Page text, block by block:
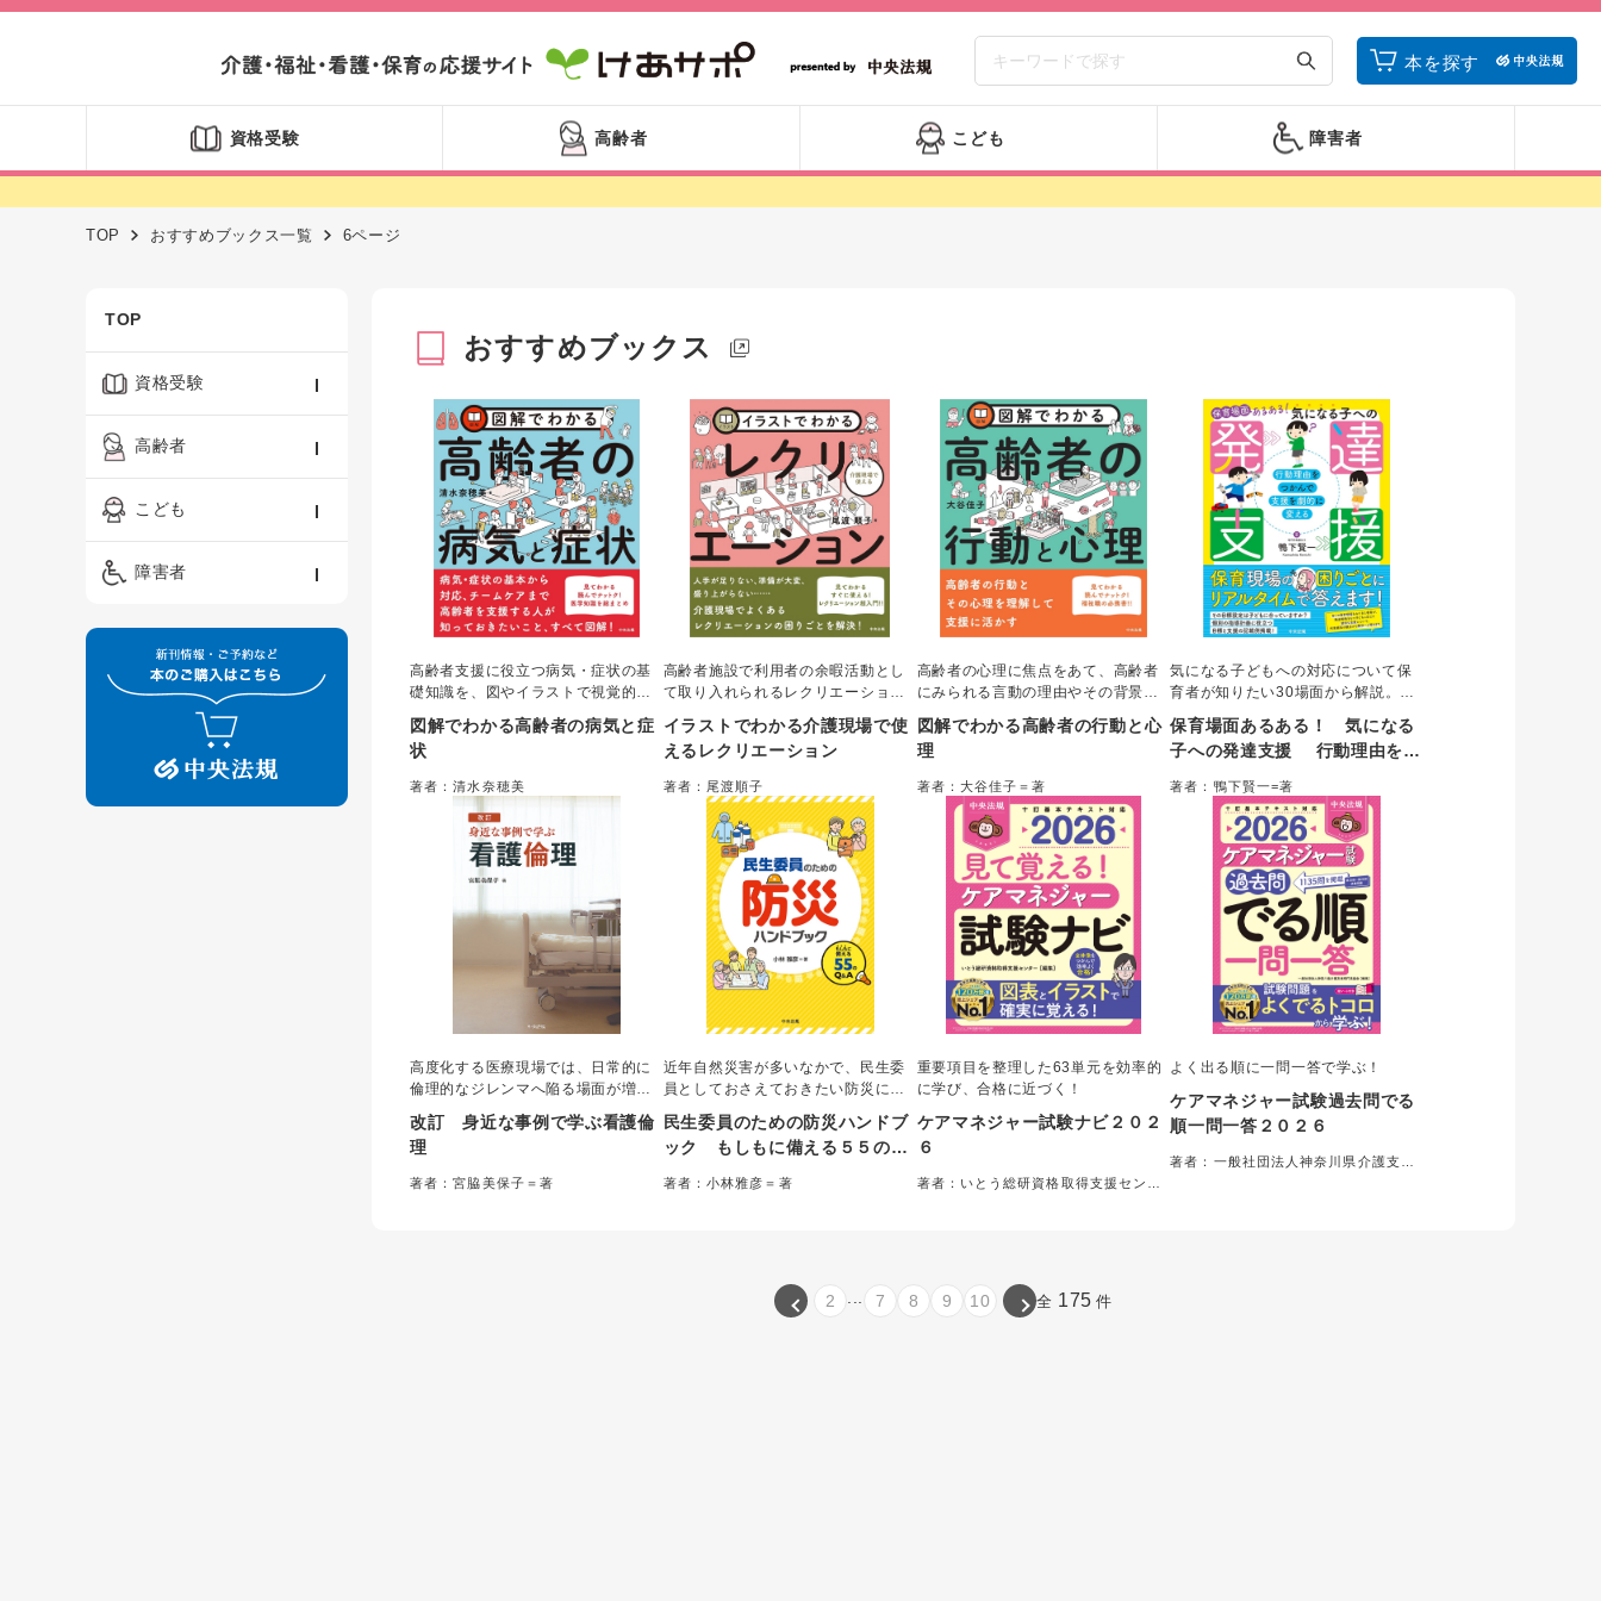
本を探す
資格受験 高齢者 こども 障害者
TOP おすすめブックス一覧 6ページ
TOP
資格受験
ケアマネジャー
精神保健福祉士
保育士
高齢者
認知症ケア・介護技術
ーシャルワーク
看護
制度
こども
保育・教育／発達障害
障害者
障害者支援・福祉
おすすめブックス
高齢者支援に役立つ病気・症状の基
礎知識を、図やイラストで視覚的に
わかりやすく解説した一冊。日頃接
する高齢者の体調変化に気づくため
の観察やケアのポイント、多職種連
携まで網羅的にまとめた。介護職や
ケアマネジャーなどの専門職をはじ
め、介護・看護学生にもお勧め。
図解でわかる高齢者の病気と症
状
著者：清水奈穂美
高齢者施設で利用者の余暇活動とし
て取り入れられるレクリエーション
について、その企画・実施にあたり
苦手意識をもつ介護職は多く存在す
る。本書はこのような介護職に向
け、レクリエーションに関する“困り
ごと”を解決するための考え方、実際
に活用できるプログラムを提案。
イラストでわかる介護現場で使
えるレクリエーション
著者：尾渡順子
高齢者の心理に焦点をあて、高齢者
にみられる言動の理由やその背景を
図やイラストを用いて視覚的に解
説。高齢者そのものの理解だけでな
く、心理という内面の部分が見える
ことで、介護職やケアマネジャーな
どの専門職が高齢者本人を理解した
かかわりができるようになる一冊。
図解でわかる高齢者の行動と心
理
著者：大谷佳子＝著
気になる子どもへの対応について保
育者が知りたい30場面から解説。う
まくいかない原因は、発達に関する
知識や背景への理解不足からくる間
違った目標設定にある。本書では、
目標設定を見直して、それに応じた
支援を場面ごとに詳細解説。個別支
援計画で使える記載例も掲載する。
保育場面あるある！ 気になる
子への発達支援 行動理由をつ
著者：鴨下賢一=著
高度化する医療現場では、日常的に
倫理的なジレンマへ陥る場面が増え
ている。本書は「何かおかしい、こ
れでいいのか」と思い悩む看護師や
看護学生に倫理的な考え方・行動を
教えてくれる一冊。 患者の高齢化や
改訂 身近な事例で学ぶ看護倫
理
著者：宮脇美保子＝著
近年自然災害が多いなかで、民生委
員としておさえておきたい防災に関
する知識や災害時の対応方法などを
５５の問いをもとに解説する。防災
や災害時の取り組み、災害時に特に
配慮を必要とする人への支援などに
民生委員のための防災ハンドブ
ック もしもに備える５５のＱ
著者：小林雅彦＝著
重要項目を整理した63単元を効率的
に学び、合格に近づく！
ケアマネジャー試験ナビ２０２
６
著者：いとう総研資格取得支援センタ
よく出る順に一問一答で学ぶ！
ケアマネジャー試験過去問でる
順一問一答２０２６
著者：一般社団法人神奈川県介護支援
2 7 8 9 10 全 175 件